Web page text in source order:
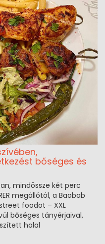
bőséges és
mindössze két perc
megállótól, a Baobab
foodot – XXL
bőséges tányérjaival,
halal